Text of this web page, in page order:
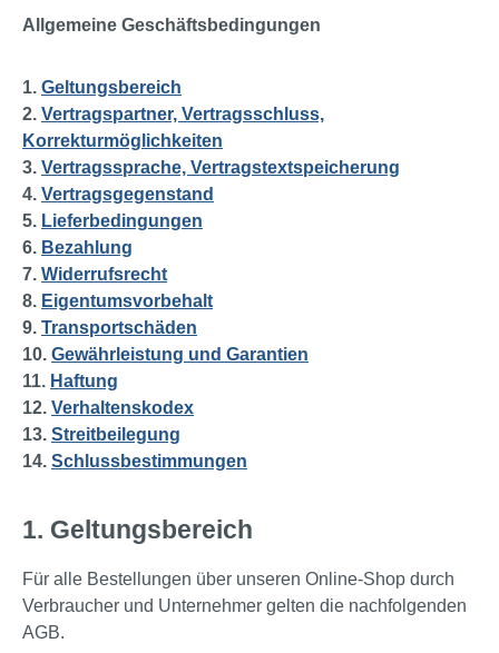
Allgemeine Geschäftsbedingungen
1. Geltungsbereich
2. Vertragspartner, Vertragsschluss,
Korrekturmöglichkeiten
3. Vertragssprache, Vertragstextspeicherung
4. Vertragsgegenstand
5. Lieferbedingungen
6. Bezahlung
7. Widerrufsrecht
8. Eigentumsvorbehalt
9. Transportschäden
10. Gewährleistung und Garantien
11. Haftung
12. Verhaltenskodex
13. Streitbeilegung
14. Schlussbestimmungen
1. Geltungsbereich
Für alle Bestellungen über unseren Online-Shop durch
Verbraucher und Unternehmer gelten die nachfolgenden
AGB.